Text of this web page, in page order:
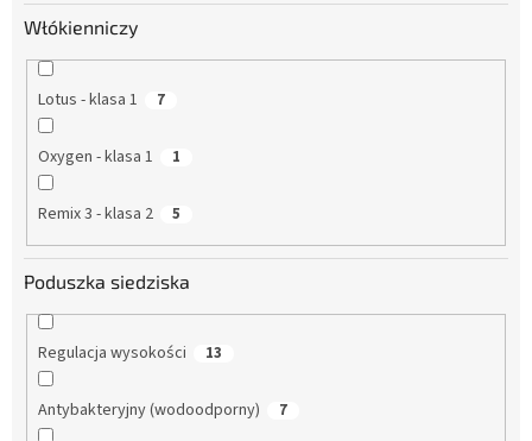
Włókienniczy
Lotus - klasa 1 7
Oxygen - klasa 1 1
Remix 3 - klasa 2 5
Poduszka siedziska
Regulacja wysokości 13
Antybakteryjny (wodoodporny) 7